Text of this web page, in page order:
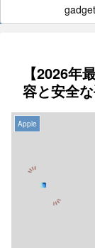
gadget
【2026年
容と安全
Apple